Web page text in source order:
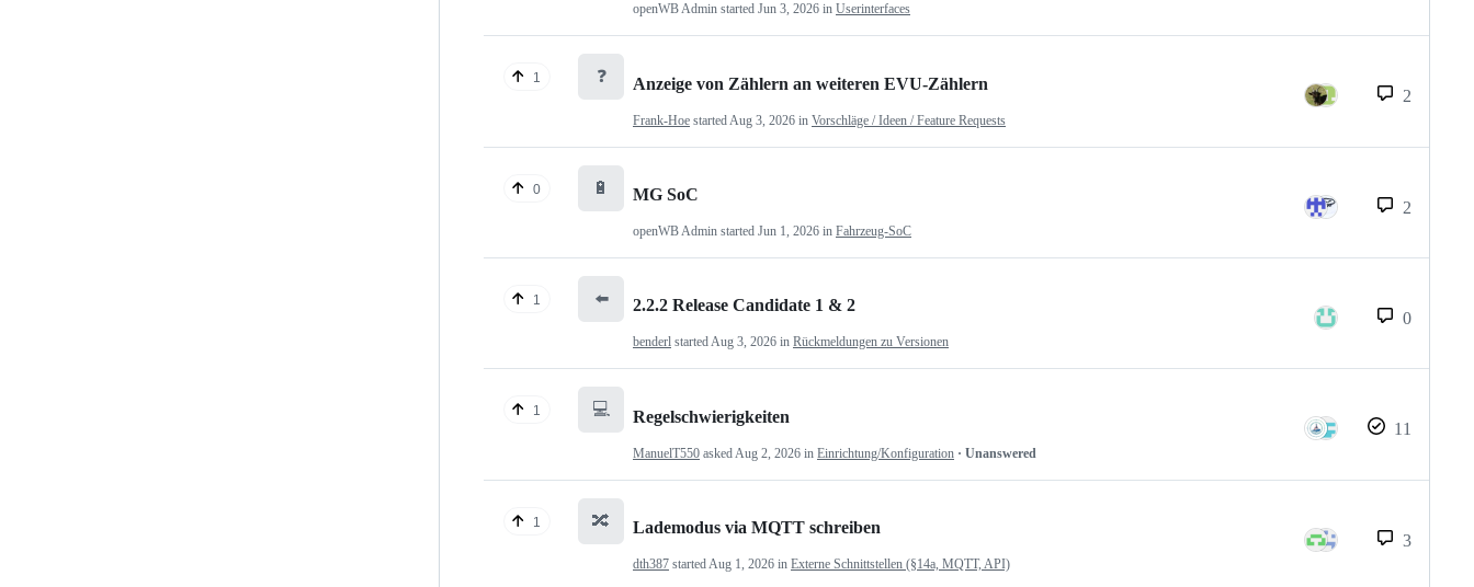
openWB Admin started Jun 3, 2026 in Userinterfaces
1 ❓ Anzeige von Zählern an weiteren EVU-Zählern
Frank-Hoe started Aug 3, 2026 in Vorschläge / Ideen / Feature Requests
2
0 🔋 MG SoC
openWB Admin started Jun 1, 2026 in Fahrzeug-SoC
2
1 ⬅️ 2.2.2 Release Candidate 1 & 2
benderl startedAug 3, 2026 in Rückmeldungen zu Versionen
0
1 💻 Regelschwierigkeiten
ManuelT550 asked Aug 2, 2026 in Einrichtung/Konfiguration · Unanswered
11
1 🔀 Lademodus via MQTT schreiben
dth387 startedAug 1, 2026 in Externe Schnittstellen (§14a, MQTT, API)
3